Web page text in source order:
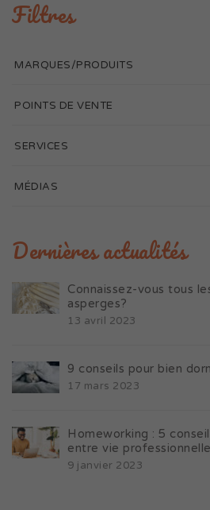
Filtres
MARQUES/PRODUITS
POINTS DE VENTE
SERVICES
MÉDIAS
Dernières actualités
Connaissez-vous tous
asperges?
13 avril 2023
9 conseils pour bien
17 mars 2023
Homeworking : 5
entre vie
9 janvier 2023